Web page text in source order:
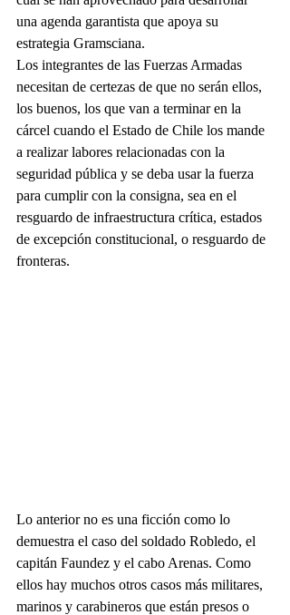
una agenda garantista que apoya su
estrategia Gramsciana.
Los integrantes de las Fuerzas Armadas
necesitan de certezas de que no serán ellos,
los buenos, los que van a terminar en la
cárcel cuando el Estado de Chile los mande
a realizar labores relacionadas con la
seguridad pública y se deba usar la fuerza
para cumplir con la consigna, sea en el
resguardo de infraestructura crítica, estados
de excepción constitucional, o resguardo de
fronteras.
Lo anterior no es una ficción como lo
demuestra el caso del soldado Robledo, el
capitán Faundez y el cabo Arenas. Como
ellos hay muchos otros casos más militares,
marinos y carabineros que están presos o